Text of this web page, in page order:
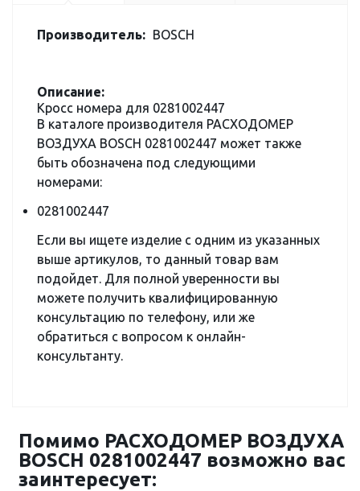
Производитель: BOSCH
Описание:
Кросс номера для 0281002447
В каталоге производителя РАСХОДОМЕР
ВОЗДУХА BOSCH 0281002447 может также
быть обозначена под следующими
номерами:
0281002447
Если вы ищете изделие с одним из указанных
выше артикулов, то данный товар вам
подойдет. Для полной уверенности вы
можете получить квалифицированную
консультацию по телефону, или же
обратиться с вопросом к онлайн-
консультанту.
Помимо РАСХОДОМЕР ВОЗДУХА
BOSCH 0281002447 возможно вас
заинтересует: